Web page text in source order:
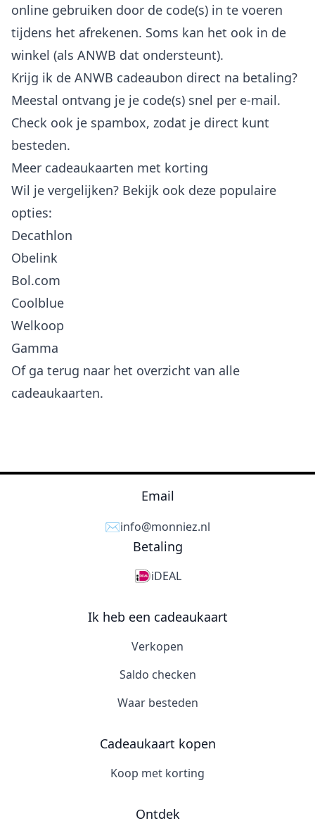
online gebruiken door de code(s) in te voeren
tijdens het afrekenen. Soms kan het ook in de
winkel (als ANWB dat ondersteunt).
Krijg ik de ANWB cadeaubon direct na betaling?
Meestal ontvang je je code(s) snel per e-mail.
Check ook je spambox, zodat je direct kunt
besteden.
Meer cadeaukaarten met korting
Wil je vergelijken? Bekijk ook deze populaire
opties:
Decathlon
Obelink
Bol.com
Coolblue
Welkoop
Gamma
Of ga terug naar het overzicht van alle
cadeaukaarten.
Email
✉️info@monniez.nl
Betaling
iDEAL
Ik heb een cadeaukaart
Verkopen
Saldo checken
Waar besteden
Cadeaukaart kopen
Koop met korting
Ontdek